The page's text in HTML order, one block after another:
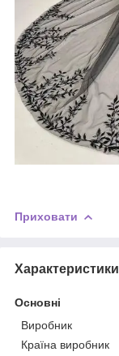
Приховати
Характеристики
Основні
Виробник
Країна виробник